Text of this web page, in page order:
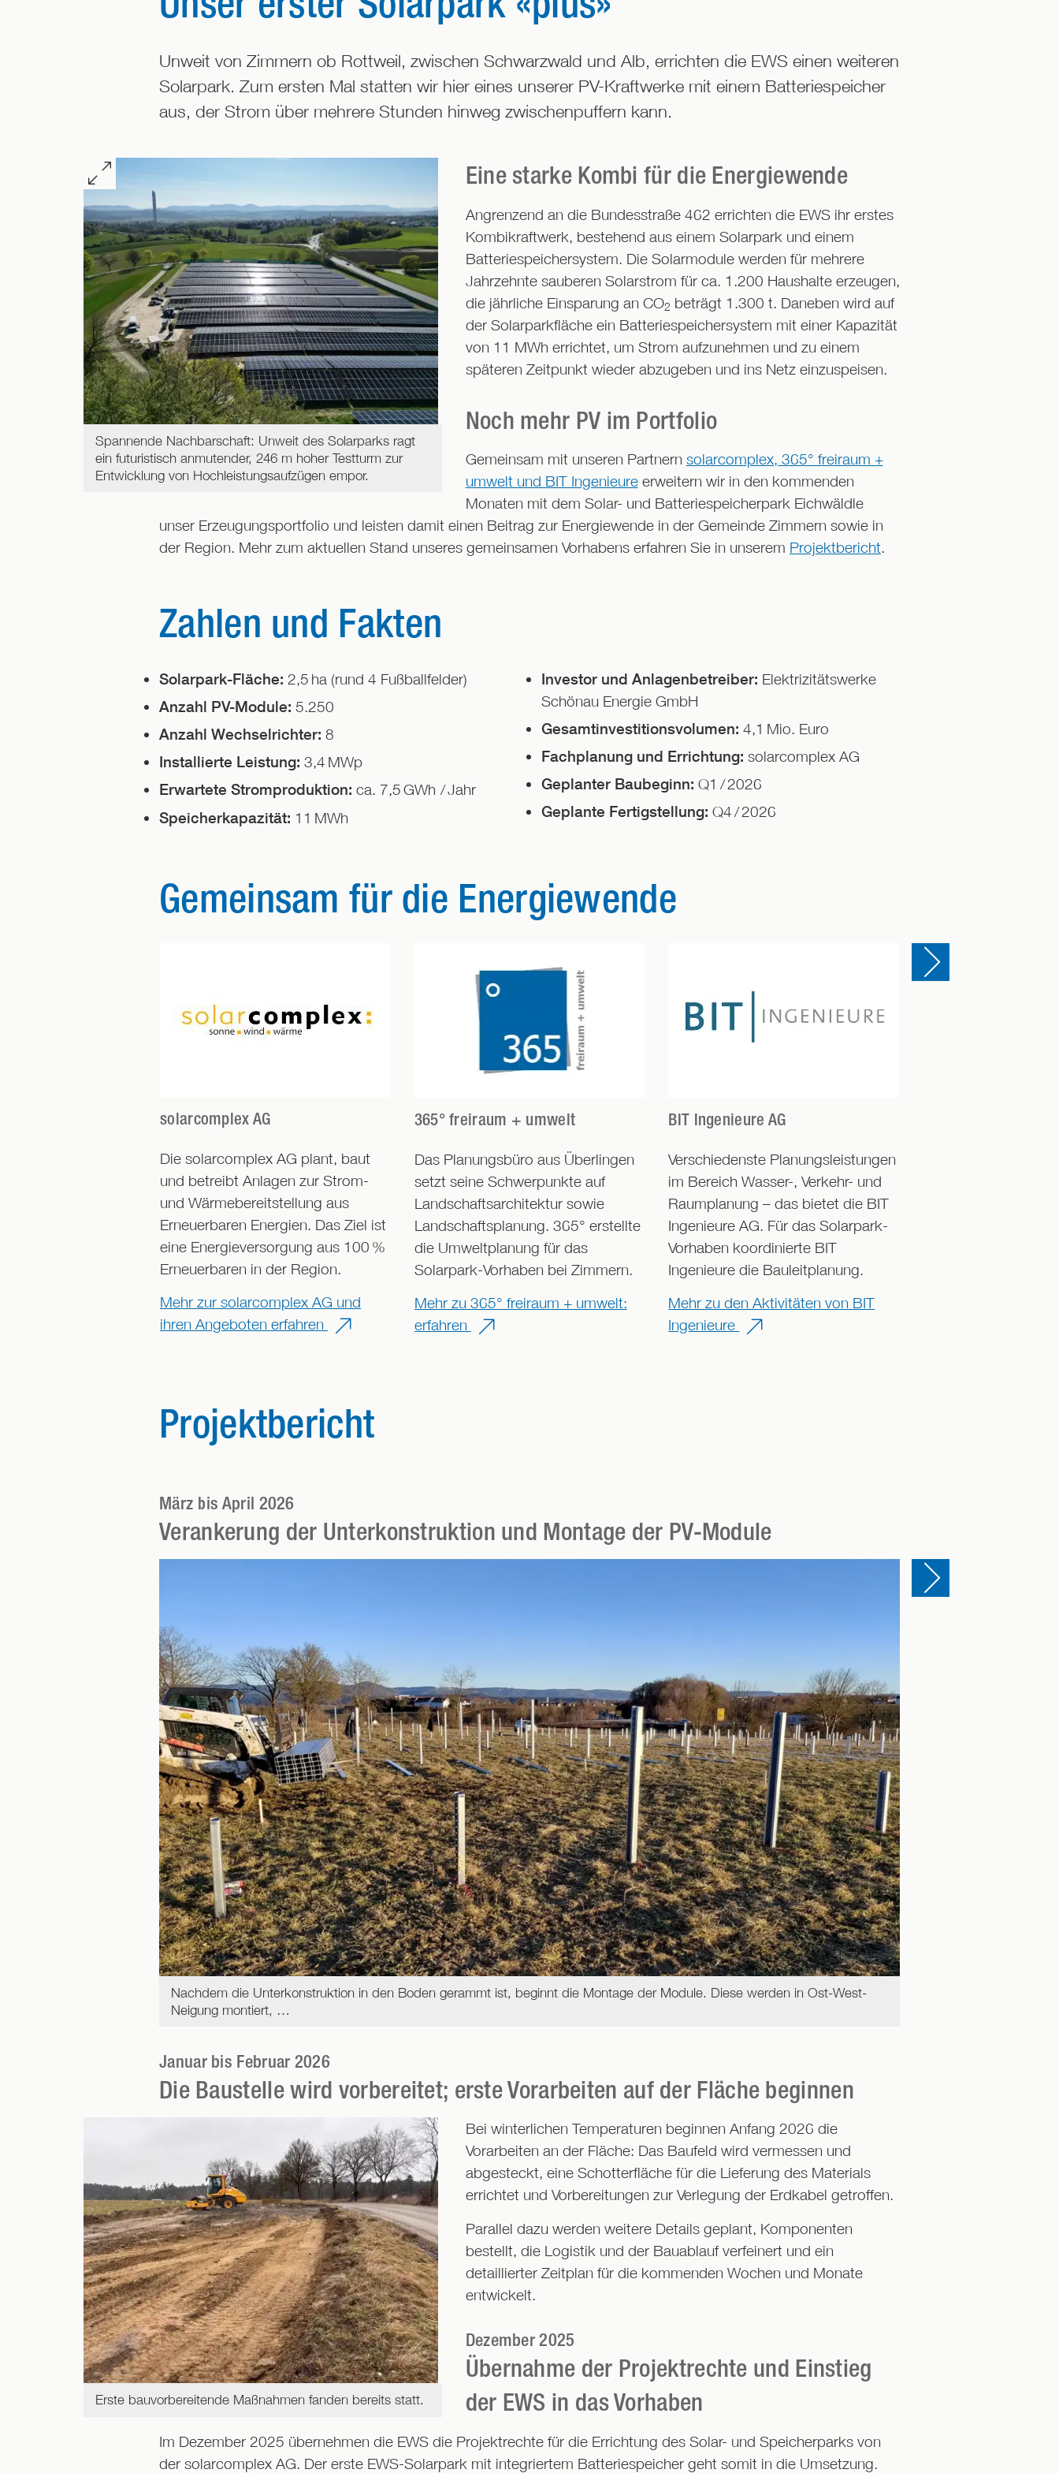
Unweit von Zimmern ob Rottweil, zwischen Schwarzwald und Alb, errichten die EWS einen weiteren
Solarpark. Zum ersten Mal statten wir hier eines unserer PV-Kraftwerke mit einem Batteriespeicher
aus, der Strom über mehrere Stunden hinweg zwischenpuffern kann.
Spannende Nachbarschaft: Unweit des Solarparks ragt
ein futuristisch anmutender, 246 m hoher Testturm zur
Entwicklung von Hochleistungsaufzügen empor.
Eine starke Kombi für die Energiewende
Angrenzend an die Bundesstraße 462 errichten die EWS ihr erstes
Kombikraftwerk, bestehend aus einem Solarpark und einem
Batteriespeichersystem. Die Solarmodule werden für mehrere
Jahrzehnte sauberen Solarstrom für ca. 1.200 Haushalte erzeugen,
die jährliche Einsparung an CO2 beträgt 1.300 t. Daneben wird auf
der Solarparkfläche ein Batteriespeichersystem mit einer Kapazität
von 11 MWh errichtet, um Strom aufzunehmen und zu einem
späteren Zeitpunkt wieder abzugeben und ins Netz einzuspeisen.
Noch mehr PV im Portfolio
Gemeinsam mit unseren Partnern solarcomplex, 365° freiraum +
umwelt und BIT Ingenieureerweitern wir in den kommenden
Monaten mit dem Solar- und Batteriespeicherpark Eichwäldle
unser Erzeugungsportfolio und leisten damit einen Beitrag zur Energiewende in der Gemeinde Zimmern sowie in
der Region. Mehr zum aktuellen Stand unseres gemeinsamen Vorhabens erfahren Sie in unserem Projektbericht.
Zahlen und Fakten
Solarpark-Fläche: 2,5 ha (rund 4 Fußballfelder)
Anzahl PV-Module: 5.250
Anzahl Wechselrichter: 8
Installierte Leistung: 3,4 MWp
Erwartete Stromproduktion: ca. 7,5GWh /Jahr
Speicherkapazität: 11 MWh
Investor und Anlagenbetreiber: Elektrizitätswerke
Schönau Energie GmbH
Gesamtinvestitionsvolumen: 4,1 Mio. Euro
Fachplanung und Errichtung: solarcomplex AG
Geplanter Baubeginn: Q1 / 2026
Geplante Fertigstellung: Q4 / 2026
Gemeinsam für die Energiewende
solarcomplex AG
Die solarcomplex AG plant, baut
und betreibt Anlagen zur Strom-
und Wärmebereitstellung aus
Erneuerbaren Energien. Das Ziel ist
eine Energieversorgung aus 100 %
Erneuerbaren in der Region.
Mehr zur solarcomplex AG und
ihren Angeboten erfahren
365° freiraum + umwelt
Das Planungsbüro aus Überlingen
setzt seine Schwerpunkte auf
Landschaftsarchitektur sowie
Landschaftsplanung. 365° erstellte
die Umweltplanung für das
Solarpark-Vorhaben bei Zimmern.
Mehr zu 365° freiraum + umwelt:
erfahren
BIT Ingenieure AG
Verschiedenste Planungsleistungen
im Bereich Wasser-, Verkehr- und
Raumplanung – das bietet die BIT
Ingenieure AG. Für das Solarpark-
Vorhaben koordinierte BIT
Ingenieure die Bauleitplanung.
Mehr zu den Aktivitäten von BIT
Ingenieure
Einen Slide vor
Projektbericht
März bis April 2026
Verankerung der Unterkonstruktion und Montage der PV-Module
Nachdem die Unterkonstruktion in den Boden gerammt ist, beginnt die Montage der Module. Diese werden in Ost-West-
Neigung montiert, …
Einen Slide vor
Januar bis Februar 2026
Die Baustelle wird vorbereitet; erste Vorarbeiten auf der Fläche beginnen
Erste bauvorbereitende Maßnahmen fanden bereits statt.
Bei winterlichen Temperaturen beginnen Anfang 2026 die
Vorarbeiten an der Fläche: Das Baufeld wird vermessen und
abgesteckt, eine Schotterfläche für die Lieferung des Materials
errichtet und Vorbereitungen zur Verlegung der Erdkabel getroffen.
Parallel dazu werden weitere Details geplant, Komponenten
bestellt, die Logistik und der Bauablauf verfeinert und ein
detaillierter Zeitplan für die kommenden Wochen und Monate
entwickelt.
Dezember 2025
Übernahme der Projektrechte und Einstieg
der EWS in das Vorhaben
Im Dezember 2025 übernehmen die EWS die Projektrechte für die Errichtung des Solar- und Speicherparks von
der solarcomplex AG. Der erste EWS-Solarpark mit integriertem Batteriespeicher geht somit in die Umsetzung.